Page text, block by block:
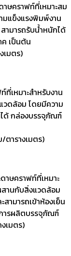
ษคราฟท์ที่เหมาะสม
มแข็งแรงพิมพ์งาน
ามารถรับน้ำหนักได้
ค เป็นต้น
เมตร)
ที่เหมาะสำหรับงาน
ดล้อม โดยมีความ
ได้ กล่องบรรจุภัณฑ์
/ตารางเมตร)
าษคราฟท์ที่เหมาะ
านกับสิ่งแวดล้อม
ามารถเข้าห้องเย็น
ารผลิตบรรจุภัณฑ์
เมตร)